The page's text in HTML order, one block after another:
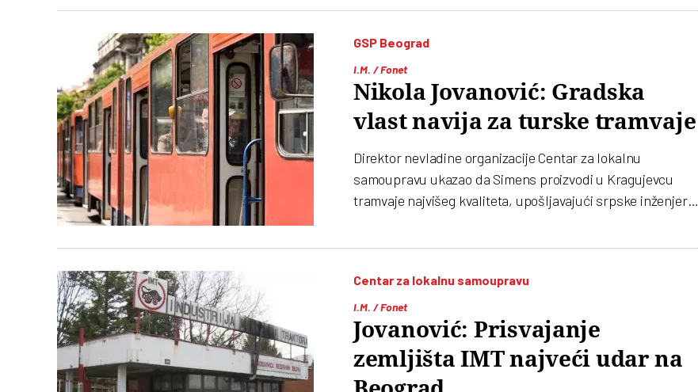
napad, lišen je slobode, potvrđeno je Vijestima nezvanično.
GSP Beograd
I.M. / Fonet
Nikola Jovanović: Gradska
vlast navija za turske tramvaje
Direktor nevladine organizacije Centar za lokalnu
samoupravu ukazao da Simens proizvodi u Kragujevcu
tramvaje najvišeg kvaliteta, upošljavajući srpske inženjere i
Centar za lokalnu samoupravu
I.M. / Fonet
Jovanović: Prisvajanje
zemljišta IMT najveći udar na